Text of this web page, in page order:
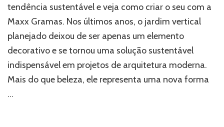
nova
tendência
sustentável
tendência sustentável e veja como criar o seu com a
Maxx Gramas. Nos últimos anos, o jardim vertical
planejado deixou de ser apenas um elemento
decorativo e se tornou uma solução sustentável
indispensável em projetos de arquitetura moderna.
Mais do que beleza, ele representa uma nova forma
…